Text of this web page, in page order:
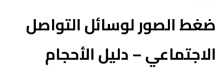
ضغط الصور لوسائل التواصل
الاجتماعي – دليل الأحجام